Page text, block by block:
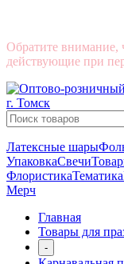
Обратите внимание,
действующие при
Латексные шары
УпаковкаСвечи
ФлористикаТематика
Мерч
Главная
Товары для
-